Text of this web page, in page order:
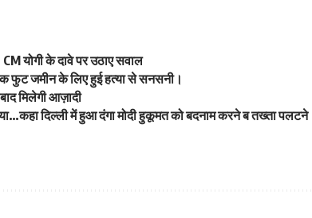
योगी के दावे पर उठाए सवाल
फुट जमीन के लिए हुई हत्या से सनसनी।
मिलेगी आज़ादी
दिल्ली में हुआ दंगा मोदी हुकूमत को बदनाम करने ब तख्ता पलटने